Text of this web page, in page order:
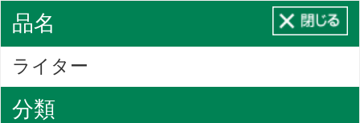
品名
ライター
分類